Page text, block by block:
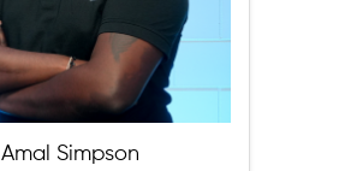
Amal Simpson